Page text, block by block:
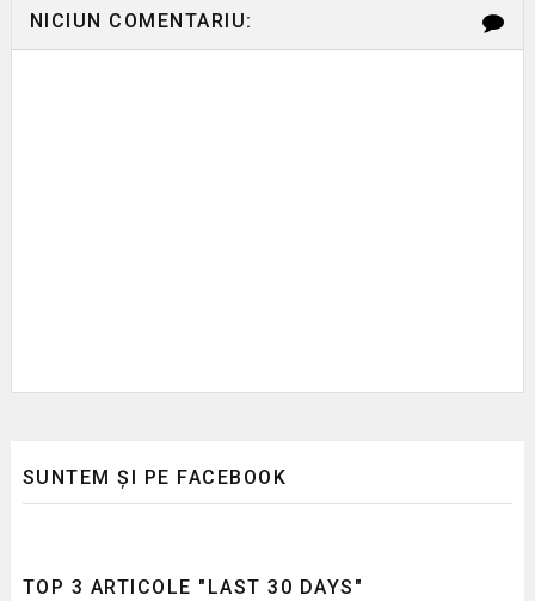
NICIUN COMENTARIU:
SUNTEM ȘI PE FACEBOOK
TOP 3 ARTICOLE "LAST 30 DAYS"